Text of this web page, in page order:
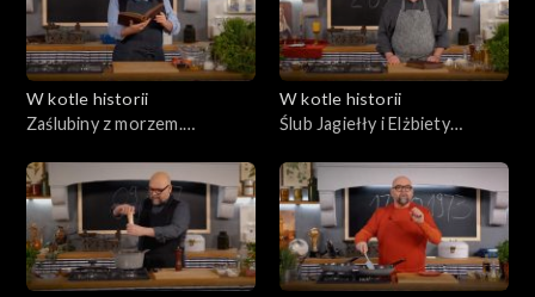
W kotle historii
Zaślubiny z morzem.
W kotle historii
Ślub Jagiełły i Elżbiety
miłości!